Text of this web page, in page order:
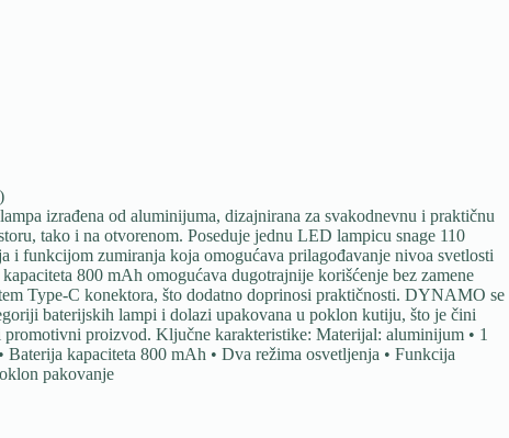
izrađena od aluminijuma, dizajnirana za svakodnevnu i praktičnu
tako i na otvorenom. Poseduje jednu LED lampicu snage 110
i funkcijom zumiranja koja omogućava prilagođavanje nivoa svetlosti
800 mAh omogućava dugotrajnije korišćenje bez zamene
Type-C konektora, što dodatno doprinosi praktičnosti. DYNAMO se
baterijskih lampi i dolazi upakovana u poklon kutiju, što je čini
proizvod. Ključne karakteristike: Materijal: aluminijum • 1
Baterija kapaciteta 800 mAh • Dva režima osvetljenja • Funkcija
pakovanje